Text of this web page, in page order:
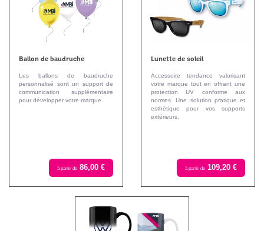
Ballon de baudruche
Les ballons de baudruche
personnalisé sont un support de
communication supplémentaire
pour développer votre marque.
à partir de 86,00 €
Lunette de soleil
Accessoire tendance valorisant
votre marque tout en offrant une
protection UV conforme aux
normes. Une solution pratique et
esthétique pour vos supports
extérieurs.
à partir de 109,20 €